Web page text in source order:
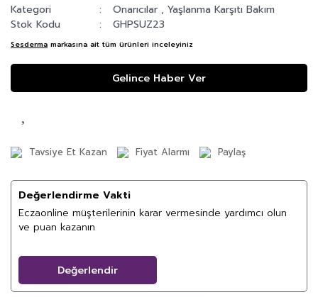
Kategori
Onarıcılar ,Yaşlanma Karşıtı Bakım
Stok Kodu
GHPSUZ23
Sesderma markasına ait tüm ürünleri inceleyiniz
Gelince Haber Ver
Tavsiye Et Kazan Fiyat Alarmı Paylaş
Değerlendirme Vakti
Eczaonline müşterilerinin karar vermesinde yardımcı olun
ve puan kazanın
Değerlendir